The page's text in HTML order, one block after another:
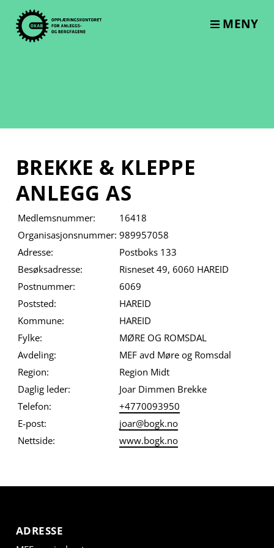
content
MENY
BREKKE & KLEPPE
ANLEGG AS
Medlemsnummer:
16418
Organisasjonsnummer: 989957058
Adresse:
Postboks 133
Besøksadresse:
Risneset 49, 6060 HAREID
Postnummer:
6069
Poststed:
HAREID
Kommune:
HAREID
Fylke:
MØRE OG ROMSDAL
Avdeling:
MEF avd Møre og Romsdal
Region:
Region Midt
Daglig leder:
Joar Dimmen Brekke
Telefon:
+4770093950
E-post:
joar@bogk.no
Nettside:
www.bogk.no
ADRESSE